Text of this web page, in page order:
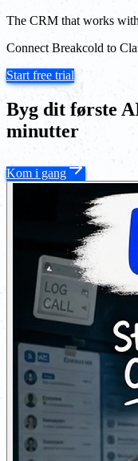
The CRM that works
Connect Breakcold to
Start free trial
Byg dit første
minutter
Kom i gang